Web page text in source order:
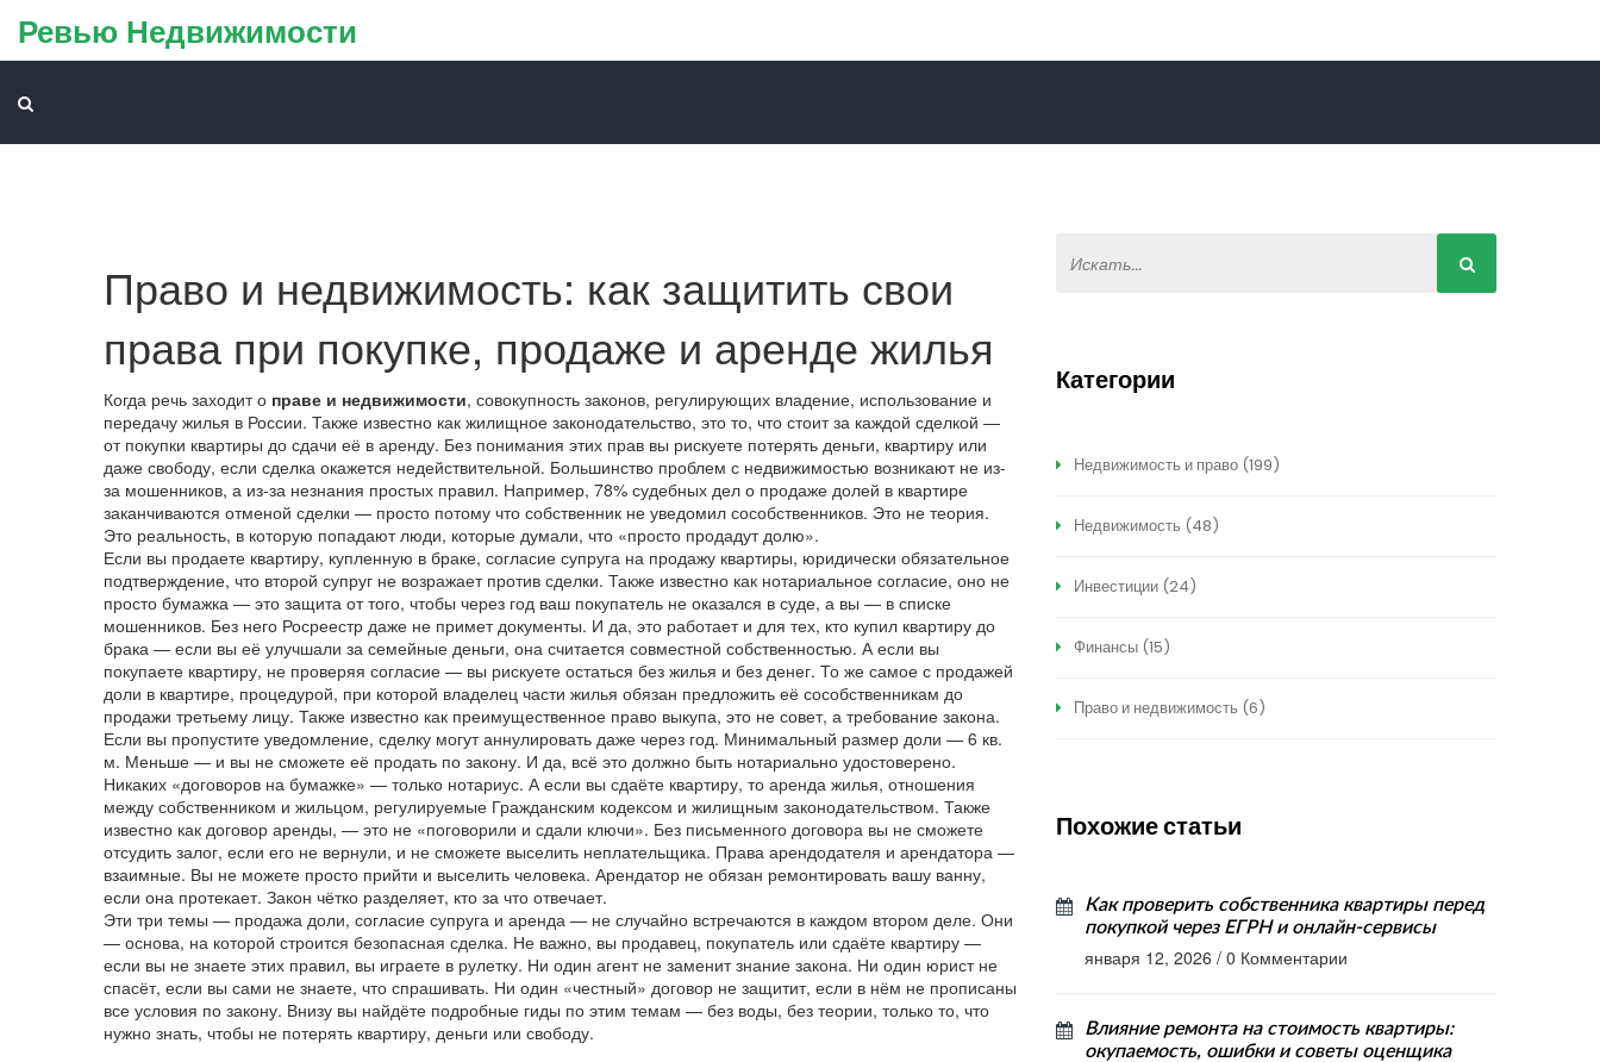
Ревью Недвижимости
Право и недвижимость: как защитить свои
права при покупке, продаже и аренде жилья
Когда речь заходит о праве и недвижимости, совокупность законов, регулирующих владение, использование и
передачу жилья в России. Также известно как жилищное законодательство, это то, что стоит за каждой сделкой —
от покупки квартиры до сдачи её в аренду. Без понимания этих прав вы рискуете потерять деньги, квартиру или
даже свободу, если сделка окажется недействительной. Большинство проблем с недвижимостью возникают не из-
за мошенников, а из-за незнания простых правил. Например, 78% судебных дел о продаже долей в квартире
заканчиваются отменой сделки — просто потому что собственник не уведомил сособственников. Это не теория.
Это реальность, в которую попадают люди, которые думали, что «просто продадут долю».
Если вы продаете квартиру, купленную в браке, согласие супруга на продажу квартиры, юридически обязательное
подтверждение, что второй супруг не возражает против сделки. Также известно как нотариальное согласие, оно не
просто бумажка — это защита от того, чтобы через год ваш покупатель не оказался в суде, а вы — в списке
мошенников. Без него Росреестр даже не примет документы. И да, это работает и для тех, кто купил квартиру до
брака — если вы её улучшали за семейные деньги, она считается совместной собственностью. А если вы
покупаете квартиру, не проверяя согласие — вы рискуете остаться без жилья и без денег. То же самое с продажей
доли в квартире, процедурой, при которой владелец части жилья обязан предложить её сособственникам до
продажи третьему лицу. Также известно как преимущественное право выкупа, это не совет, а требование закона.
Если вы пропустите уведомление, сделку могут аннулировать даже через год. Минимальный размер доли — 6 кв.
м. Меньше — и вы не сможете её продать по закону. И да, всё это должно быть нотариально удостоверено.
Никаких «договоров на бумажке» — только нотариус. А если вы сдаёте квартиру, то аренда жилья, отношения
между собственником и жильцом, регулируемые Гражданским кодексом и жилищным законодательством. Также
известно как договор аренды, — это не «поговорили и сдали ключи». Без письменного договора вы не сможете
отсудить залог, если его не вернули, и не сможете выселить неплательщика. Права арендодателя и арендатора —
взаимные. Вы не можете просто прийти и выселить человека. Арендатор не обязан ремонтировать вашу ванну,
если она протекает. Закон чётко разделяет, кто за что отвечает.
Эти три темы — продажа доли, согласие супруга и аренда — не случайно встречаются в каждом втором деле. Они
— основа, на которой строится безопасная сделка. Не важно, вы продавец, покупатель или сдаёте квартиру —
если вы не знаете этих правил, вы играете в рулетку. Ни один агент не заменит знание закона. Ни один юрист не
спасёт, если вы сами не знаете, что спрашивать. Ни один «честный» договор не защитит, если в нём не прописаны
все условия по закону. Внизу вы найдёте подробные гиды по этим темам — без воды, без теории, только то, что
нужно знать, чтобы не потерять квартиру, деньги или свободу.
Категории
Недвижимость и право (199)
Недвижимость (48)
Инвестиции (24)
Финансы (15)
Право и недвижимость (6)
Похожие статьи
Как проверить собственника квартиры перед
покупкой через ЕГРН и онлайн-сервисы
января 12, 2026 / 0 Комментарии
Влияние ремонта на стоимость квартиры:
окупаемость, ошибки и советы оценщика